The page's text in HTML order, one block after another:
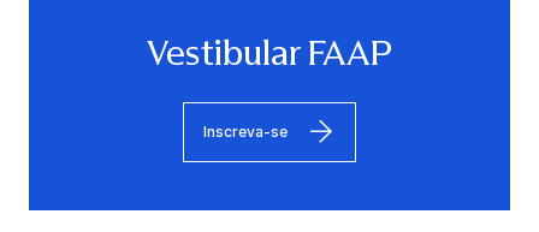
Vestibular FAAP
Inscreva-se